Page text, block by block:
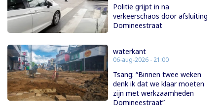
Politie grijpt in na
verkeerschaos door afsluiting
Domineestraat
waterkant
06-aug-2026 - 21:00
Tsang: “Binnen twee weken
denk ik dat we klaar moeten
zijn met werkzaamheden
Domineestraat”